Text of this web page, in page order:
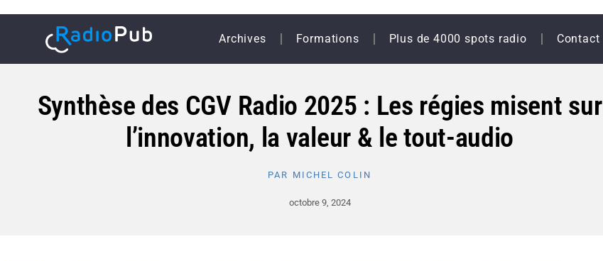
Archives Formations Plus de 4000 spots radio Contact
Synthèse des CGV Radio 2025 : Les régies misent sur
l’innovation, la valeur & le tout-audio
PAR MICHEL COLIN
octobre 9, 2024